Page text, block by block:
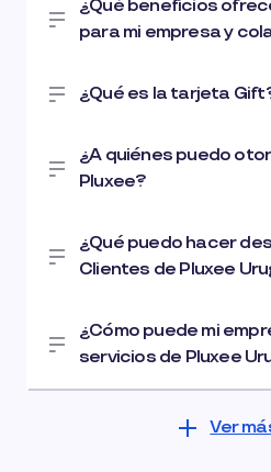
¿Qué beneficios
para mi empresa y
¿Qué es la tarjeta
¿A quiénes puedo
Pluxee?
¿Qué puedo hacer
Clientes de Pluxee
¿Cómo puede mi
servicios de Pluxee
Ver